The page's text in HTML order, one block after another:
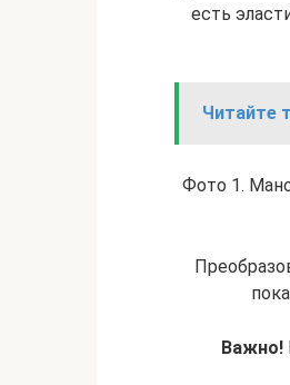
есть
Читайте
Фото 1.
Важно!